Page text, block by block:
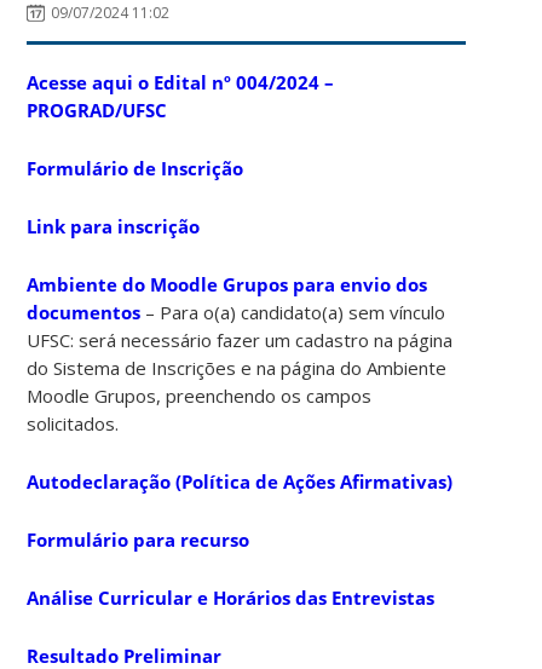
09/07/2024 11:02
Acesse aqui o Edital nº 004/2024 –
PROGRAD/UFSC
Formulário de Inscrição
Link para inscrição
Ambiente do Moodle Grupos para envio dos
documentos – Para o(a) candidato(a) sem vínculo
UFSC: será necessário fazer um cadastro na página
do Sistema de Inscrições e na página do Ambiente
Moodle Grupos, preenchendo os campos
solicitados.
Autodeclaração (Política de Ações Afirmativas)
Formulário para recurso
Análise Curricular e Horários das Entrevistas
Resultado Preliminar